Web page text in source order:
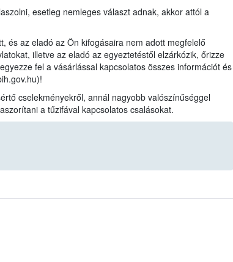
esetleg nemleges választ adnak, akkor attól a
és az eladó az Ön kifogásaira nem adott megfelelő
illetve az eladó az egyeztetéstől elzárkózik, őrizze
fel a vásárlással kapcsolatos összes információt és
cselekményekről, annál nagyobb valószínűséggel
a tűzifával kapcsolatos csalásokat.